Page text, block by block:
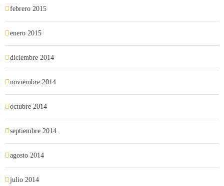
febrero 2015
enero 2015
diciembre 2014
noviembre 2014
octubre 2014
septiembre 2014
agosto 2014
julio 2014